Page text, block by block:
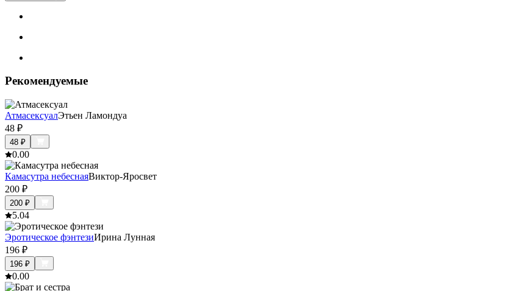
Рекомендуемые
АтмасексуалЭтьен Ламондуа
48 ₽
48 ₽
0.00
Камасутра небеснаяВиктор-Яросвет
200 ₽
200 ₽
5.04
Эротическое фэнтезиИрина Лунная
196 ₽
196 ₽
0.00